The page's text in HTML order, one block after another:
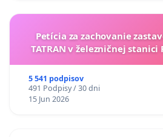
Petícia za zachovanie
TATRAN v železničnej stanici
5 541 podpisov
491 Podpisy / 30 dni
15 Jun 2026